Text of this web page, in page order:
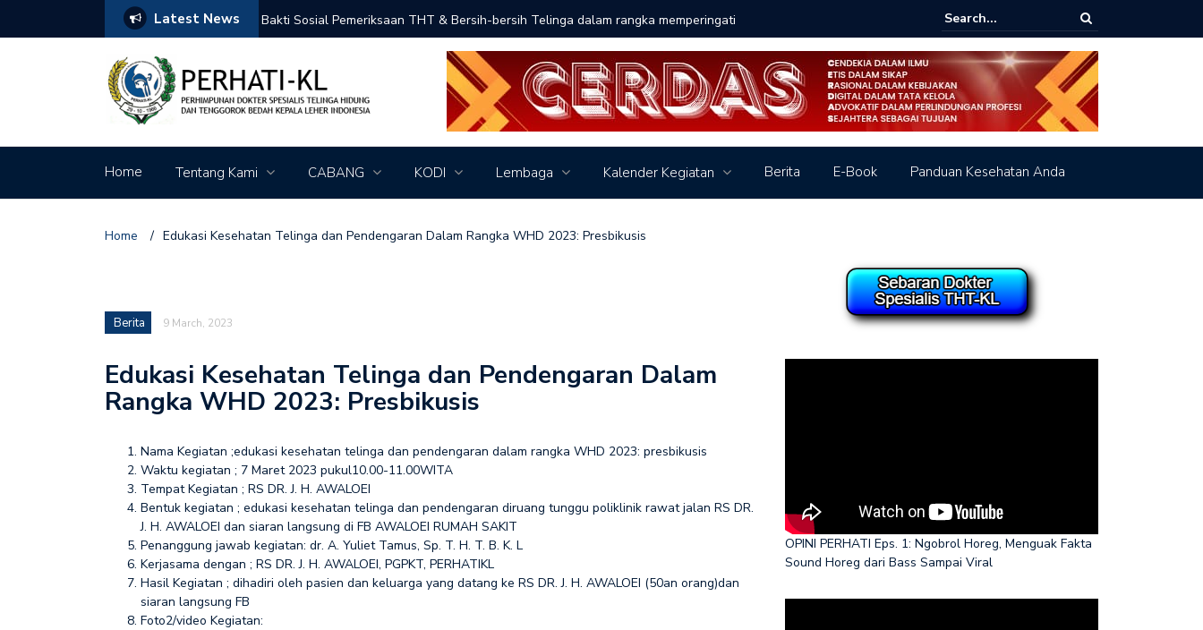
Latest News
Bakti Sosial Pemeriksaan THT & Bersih-bersih Telinga dalam rangka memperingati
Dies Natalis Unsri 2026
Live Instagram dengan judul “Rhinitis Alergi”
Home Tentang Kami CABANG KODI Lembaga Kalender Kegiatan Berita E-Book Panduan Kesehatan Anda
Home / Edukasi Kesehatan Telinga dan Pendengaran Dalam Rangka WHD 2023: Presbikusis
Berita 9 March, 2023
Edukasi Kesehatan Telinga dan Pendengaran Dalam
Rangka WHD 2023: Presbikusis
Nama Kegiatan ;edukasi kesehatan telinga dan pendengaran dalam rangka WHD 2023: presbikusis
Waktu kegiatan ; 7 Maret 2023 pukul10.00-11.00WITA
Tempat Kegiatan ; RS DR. J. H. AWALOEI
Bentuk kegiatan ; edukasi kesehatan telinga dan pendengaran diruang tunggu poliklinik rawat jalan RS DR.
J. H. AWALOEI dan siaran langsung di FB AWALOEI RUMAH SAKIT
Penanggung jawab kegiatan: dr. A. Yuliet Tamus, Sp. T. H. T. B. K. L
Kerjasama dengan ; RS DR. J. H. AWALOEI, PGPKT, PERHATIKL
Hasil Kegiatan ; dihadiri oleh pasien dan keluarga yang datang ke RS DR. J. H. AWALOEI (50an orang)dan
siaran langsung FB
Foto2/video Kegiatan:
OPINI PERHATI Eps. 1: Ngobrol Horeg, Menguak Fakta
Sound Horeg dari Bass Sampai Viral